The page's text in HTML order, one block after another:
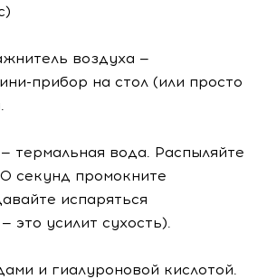
воздуха —
прибор на стол (или просто
термальная вода. Распыляйте
секунд промокните
испаряться
это усилит сухость).
и гиалуроновой кислотой.